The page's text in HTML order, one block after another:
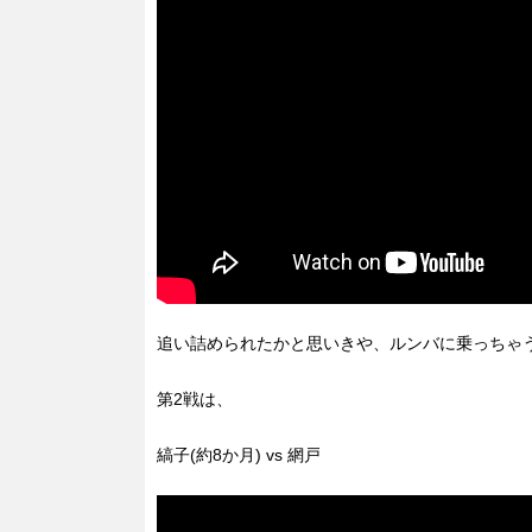
追い詰められたかと思いきや、ルンバに乗っちゃ
第2戦は、
縞子(約8か月) vs 網戸